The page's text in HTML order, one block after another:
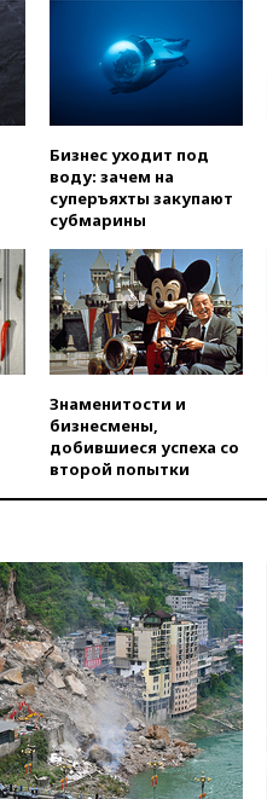
Бизнес уходит под
воду: зачем на
суперъяхты закупают
субмарины
Знаменитости и
бизнесмены,
добившиеся успеха со
второй попытки